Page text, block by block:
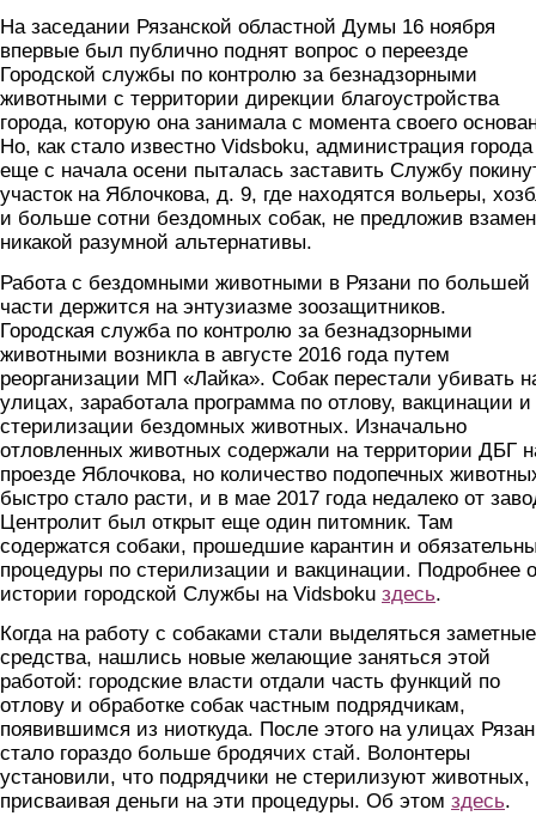
На заседании Рязанской областной Думы 16 ноября
впервые был публично поднят вопрос о переезде
Городской службы по контролю за безнадзорными
животными с территории дирекции благоустройства
города, которую она занимала с момента своего
Но, как стало известно Vidsboku, администрация города
еще с начала осени пыталась заставить Службу
участок на Яблочкова, д. 9, где находятся вольеры,
и больше сотни бездомных собак, не предложив взамен
никакой разумной альтернативы.
Работа с бездомными животными в Рязани по большей
части держится на энтузиазме зоозащитников.
Городская служба по контролю за безнадзорными
животными возникла в августе 2016 года путем
реорганизации МП «Лайка». Собак перестали убивать
улицах, заработала программа по отлову, вакцинации и
стерилизации бездомных животных. Изначально
отловленных животных содержали на территории ДБГ
проезде Яблочкова, но количество подопечных
быстро стало расти, и в мае 2017 года недалеко от
Центролит был открыт еще один питомник. Там
содержатся собаки, прошедшие карантин и
процедуры по стерилизации и вакцинации. Подробнее
истории городской Службы на Vidsboku здесь.
Когда на работу с собаками стали выделяться заметные
средства, нашлись новые желающие заняться этой
работой: городские власти отдали часть функций по
отлову и обработке собак частным подрядчикам,
появившимся из ниоткуда. После этого на улицах
стало гораздо больше бродячих стай. Волонтеры
установили, что подрядчики не стерилизуют животных,
присваивая деньги на эти процедуры. Об этом здесь.